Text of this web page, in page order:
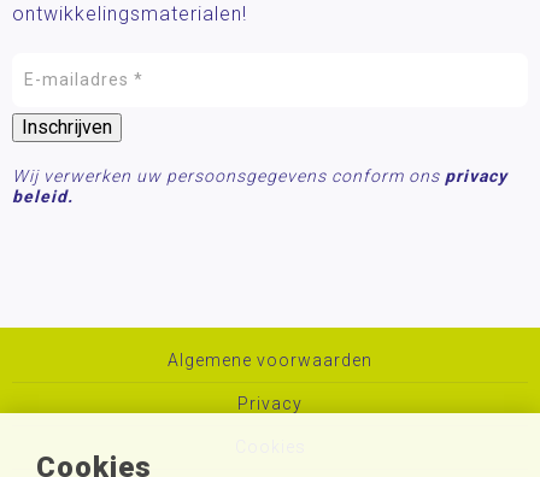
Cookies
ontwikkelingsmaterialen!
Wij verwerken uw persoonsgegevens conform ons privacy
beleid.
Algemene voorwaarden
Privacy